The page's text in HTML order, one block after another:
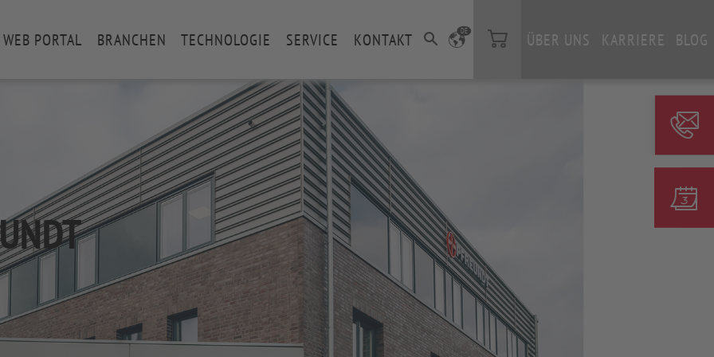
WEB PORTAL BRANCHEN TECHNOLOGIE SERVICE KONTAKT DE ÜBER UNS KARRIERE BLOG